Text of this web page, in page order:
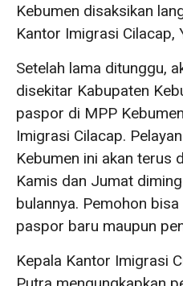
Kebumen disaksikan
Kantor Imigrasi Cilacap,
Setelah lama ditunggu,
disekitar Kabupaten
paspor di MPP
Imigrasi Cilacap.
Kebumen ini akan terus
Kamis dan Jumat
bulannya. Pemohon
paspor baru maupun
Kepala Kantor Imigrasi